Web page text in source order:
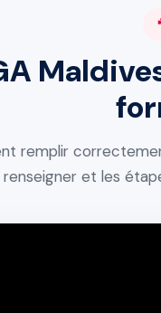
remplir
renseigner et les